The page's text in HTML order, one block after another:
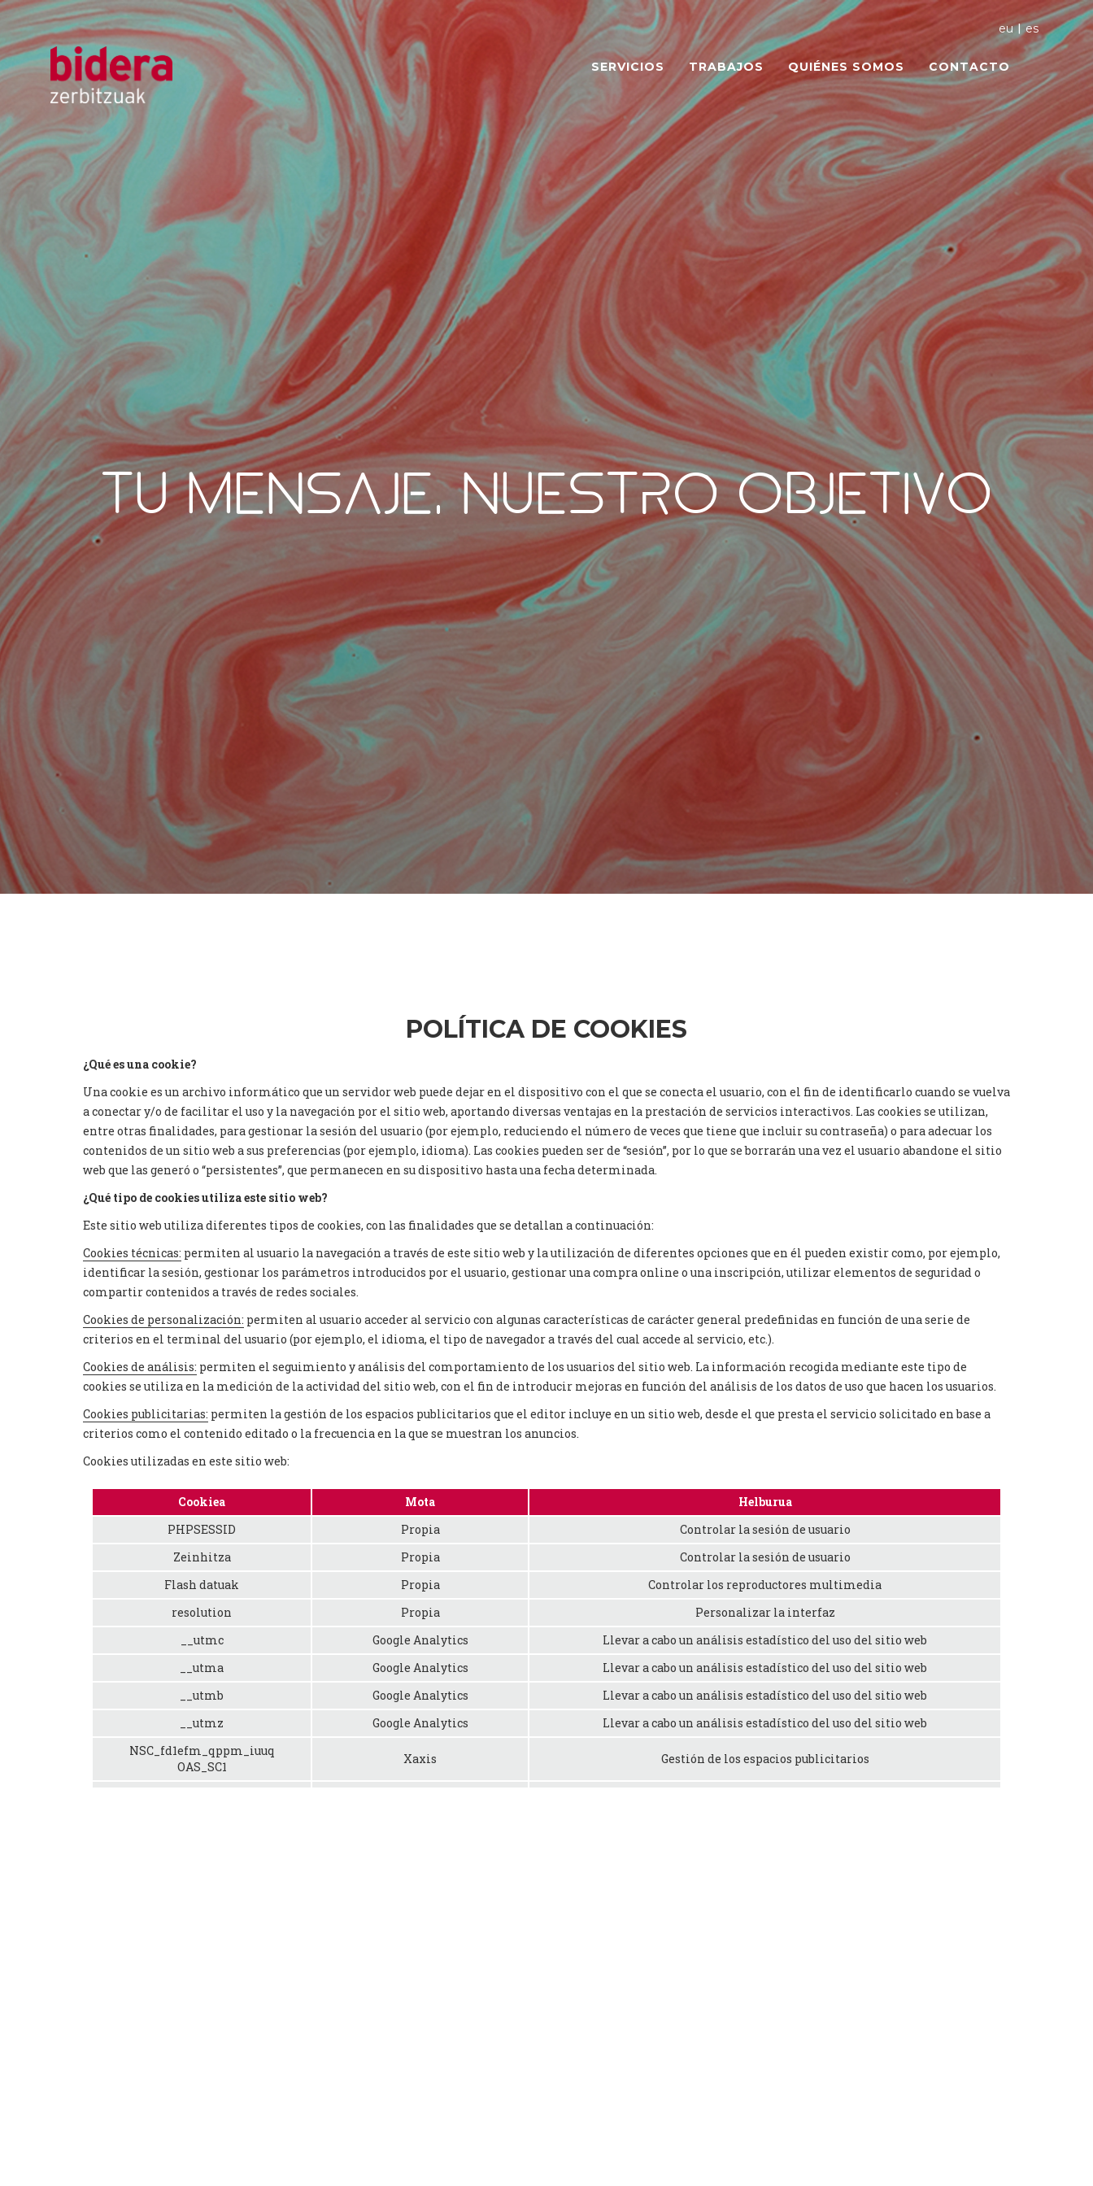
eu|es
SERVICIOS TRABAJOS QUIÉNES SOMOS CONTACTO
Tu mensaje, nuestro objetivo
POLÍTICA DE COOKIES
¿Qué es una cookie?
Una cookie es un archivo informático que un servidor web puede dejar en el dispositivo con el que se conecta el usuario, con el fin de identificarlo cuando se vuelva
a conectar y/o de facilitar el uso y la navegación por el sitio web, aportando diversas ventajas en la prestación de servicios interactivos. Las cookies se utilizan,
entre otras finalidades, para gestionar la sesión del usuario (por ejemplo, reduciendo el número de veces que tiene que incluir su contraseña) o para adecuar los
contenidos de un sitio web a sus preferencias (por ejemplo, idioma). Las cookies pueden ser de “sesión”, por lo que se borrarán una vez el usuario abandone el sitio
web que las generó o “persistentes”, que permanecen en su dispositivo hasta una fecha determinada.
¿Qué tipo de cookies utiliza este sitio web?
Este sitio web utiliza diferentes tipos de cookies, con las finalidades que se detallan a continuación:
Cookies técnicas: permiten al usuario la navegación a través de este sitio web y la utilización de diferentes opciones que en él pueden existir como, por ejemplo,
identificar la sesión, gestionar los parámetros introducidos por el usuario, gestionar una compra online o una inscripción, utilizar elementos de seguridad o
compartir contenidos a través de redes sociales.
Cookies de personalización: permiten al usuario acceder al servicio con algunas características de carácter general predefinidas en función de una serie de
criterios en el terminal del usuario (por ejemplo, el idioma, el tipo de navegador a través del cual accede al servicio, etc.).
Cookies de análisis: permiten el seguimiento y análisis del comportamiento de los usuarios del sitio web. La información recogida mediante este tipo de
cookies se utiliza en la medición de la actividad del sitio web, con el fin de introducir mejoras en función del análisis de los datos de uso que hacen los usuarios.
Cookies publicitarias: permiten la gestión de los espacios publicitarios que el editor incluye en un sitio web, desde el que presta el servicio solicitado en base a
criterios como el contenido editado o la frecuencia en la que se muestran los anuncios.
Cookies utilizadas en este sitio web:
Cookiea Mota
Helburua
PHPSESSID
Propia
Controlar la sesión de usuario
Zeinhitza
Propia
Controlar la sesión de usuario
Flash datuak
Propia
Controlar los reproductores multimedia
resolution
Propia
Personalizar la interfaz
__utmc
Google Analytics
Llevar a cabo un análisis estadístico del uso del sitio web
__utma
Google Analytics
Llevar a cabo un análisis estadístico del uso del sitio web
__utmb
Google Analytics
Llevar a cabo un análisis estadístico del uso del sitio web
__utmz
Google Analytics
Llevar a cabo un análisis estadístico del uso del sitio web
NSC_fd1efm_qppm_iuuq
OAS_SC1
Xaxis Gestión de los espacios publicitarios